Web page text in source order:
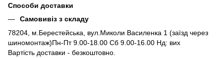
Способи доставки
Самовивіз з складу
78204, м.Берестейська, вул.Миколи Василенка 1 (заїзд через
шиномонтаж)Пн-Пт 9.00-18.00 Сб 9.00-16.00 Нд: вих
Вартість доставки - безкоштовно.